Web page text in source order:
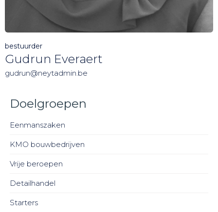
bestuurder
Gudrun Everaert
gudrun@neytadmin.be
Doelgroepen
Eenmanszaken
KMO bouwbedrijven
Vrije beroepen
Detailhandel
Starters